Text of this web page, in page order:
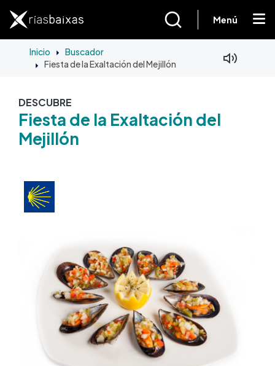
Menú
Inicio Buscador
Fiesta de la Exaltación del Mejillón
DESCUBRE
Fiesta de la Exaltación del
Mejillón